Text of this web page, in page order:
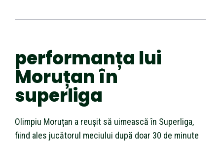
performanța lui
Moruțan în
superliga
Olimpiu Moruțan a reușit să uimească în Superliga,
fiind ales jucătorul meciului după doar 30 de minute